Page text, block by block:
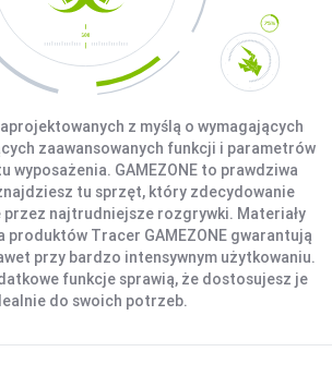
z myślą o wymagających
zaawansowanych funkcji i parametrów
wyposażenia. GAMEZONE to prawdziwa
tu sprzęt, który zdecydowanie
przez najtrudniejsze rozgrywki. Materiały
produktów Tracer GAMEZONE gwarantują
przy bardzo intensywnym użytkowaniu.
funkcje sprawią, że dostosujesz je
do swoich potrzeb.